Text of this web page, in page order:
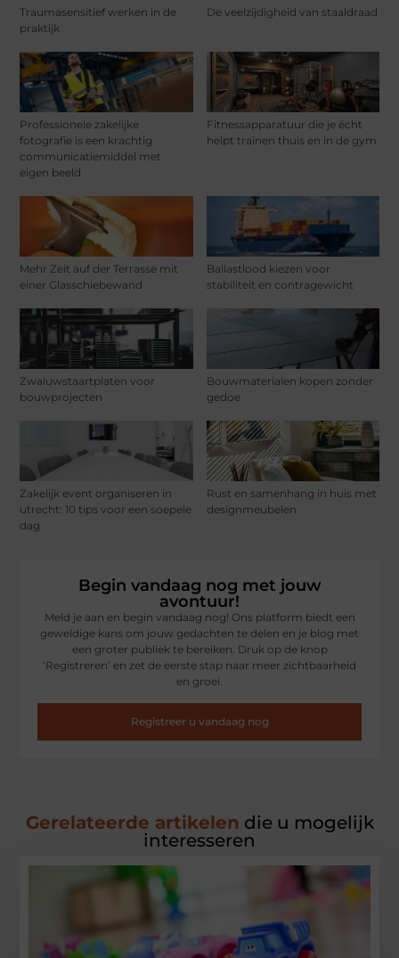
Traumasensitief werken in de
praktijk
De veelzijdigheid van staaldraad
Professionele zakelijke
fotografie is een krachtig
communicatiemiddel met
eigen beeld
Fitnessapparatuur die je écht
helpt trainen thuis en in de gym
Mehr Zeit auf der Terrasse mit
einer Glasschiebewand
Ballastlood kiezen voor
stabiliteit en contragewicht
Zwaluwstaartplaten voor
bouwprojecten
Bouwmaterialen kopen zonder
gedoe
Zakelijk event organiseren in
utrecht: 10 tips voor een soepele
dag
Rust en samenhang in huis met
designmeubelen
Begin vandaag nog met jouw
avontuur!
Meld je aan en begin vandaag nog! Ons platform biedt een
geweldige kans om jouw gedachten te delen en je blog met
een groter publiek te bereiken. Druk op de knop
‘Registreren’ en zet de eerste stap naar meer zichtbaarheid
en groei.
Registreer u vandaag nog
Gerelateerde artikelen die u mogelijk
interesseren